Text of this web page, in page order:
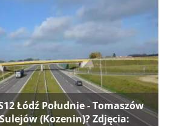
Łódź Południe - Tomaszów
(Kozenin)? Zdjęcia: